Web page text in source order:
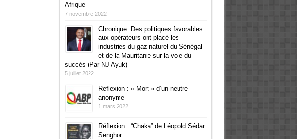
Afrique
7 novembre 2022
Chronique: Des politiques favorables
aux opérateurs ont placé les
industries du gaz naturel du Sénégal
et de la Mauritanie sur la voie du
succès (Par NJ Ayuk)
5 juillet 2022
Reflexion : « Mort » d’un neutre
anonyme
1 mars 2022
Réflexion : “Chaka” de Léopold Sédar
Senghor